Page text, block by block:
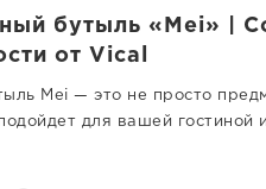
бутыль «Mei» |
от Vical
Mei — это не просто
для вашей